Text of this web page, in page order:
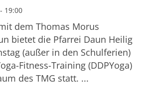
19:00
dem Thomas Morus
bietet die Pfarrei Daun Heilig
(außer in den Schulferien)
Fitness-Training (DDPYoga)
des TMG statt. ...